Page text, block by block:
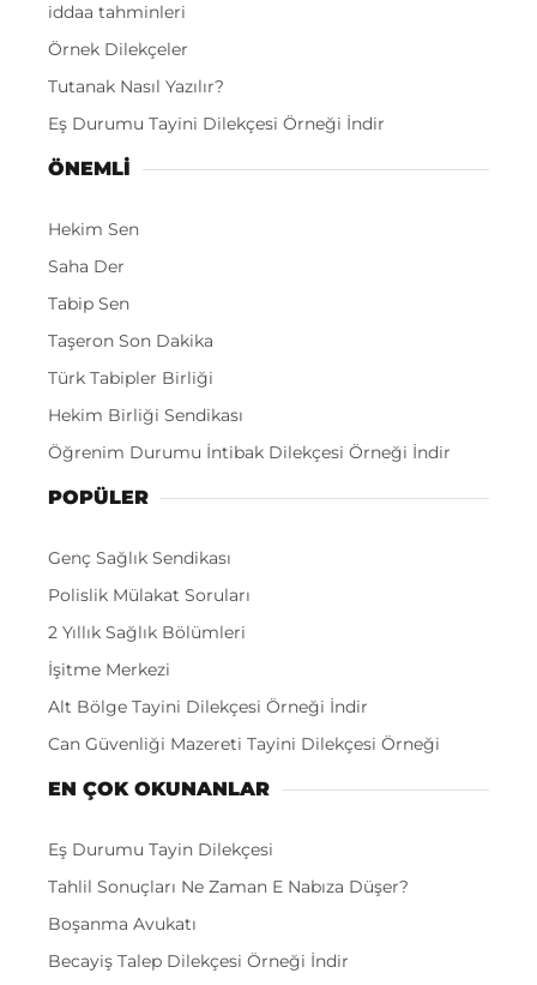
iddaa tahminleri
Örnek Dilekçeler
Tutanak Nasıl Yazılır?
Eş Durumu Tayini Dilekçesi Örneği İndir
ÖNEMLI
Hekim Sen
Saha Der
Tabip Sen
Taşeron Son Dakika
Türk Tabipler Birliği
Hekim Birliği Sendikası
Öğrenim Durumu İntibak Dilekçesi Örneği İndir
POPÜLER
Genç Sağlık Sendikası
Polislik Mülakat Soruları
2 Yıllık Sağlık Bölümleri
İşitme Merkezi
Alt Bölge Tayini Dilekçesi Örneği İndir
Can Güvenliği Mazereti Tayini Dilekçesi Örneği
EN ÇOK OKUNANLAR
Eş Durumu Tayin Dilekçesi
Tahlil Sonuçları Ne Zaman E Nabıza Düşer?
Boşanma Avukatı
Becayiş Talep Dilekçesi Örneği İndir